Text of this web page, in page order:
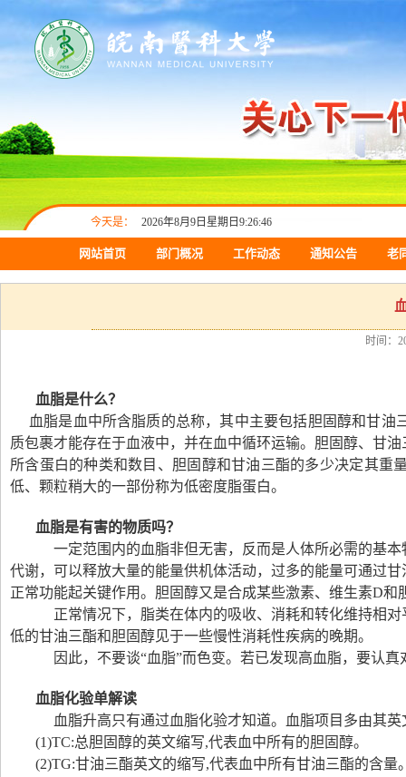
今天是： 2026年8月9日星期日9:26:46
网站首页 部门概况 工作动态 通知公告 老
时间：
血脂是什么？
血脂是血中所含脂质的总称，其中主要包括胆固醇和甘油
质包裹才能存在于血液中，并在血中循环运输。胆固醇、甘
所含蛋白的种类和数目、胆固醇和甘油三酯的多少决定其重
低、颗粒稍大的一部份称为低密度脂蛋白。
血脂是有害的物质吗？
一定范围内的血脂非但无害，反而是人体所必需的基
代谢，可以释放大量的能量供机体活动，过多的能量可通过
正常功能起关键作用。胆固醇又是合成某些激素、维生素D和
正常情况下，脂类在体内的吸收、消耗和转化维持相
低的甘油三酯和胆固醇见于一些慢性消耗性疾病的晚期。
因此，不要谈“血脂”而色变。若已发现高血脂，要认
血脂化验单解读
血脂升高只有通过血脂化验才知道。血脂项目多由其英
(1)TC:总胆固醇的英文缩写,代表血中所有的胆固醇。
(2)TG:甘油三酯英文的缩写,代表血中所有甘油三酯的含量